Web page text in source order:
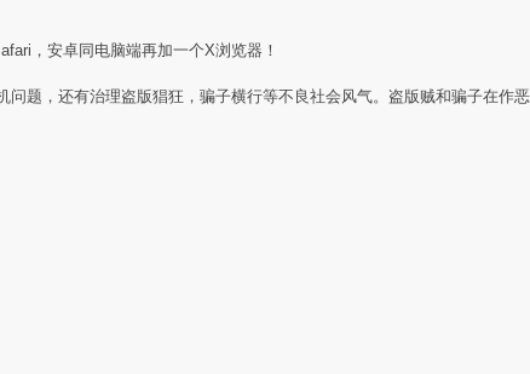
，安卓同电脑端再加一个X浏览器！
题，还有治理盗版猖狂，骗子横行等不良社会风气。盗版贼和骗子在作恶